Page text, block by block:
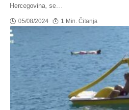
Hercegovina, se
05/08/2024 1 Min. Čitanja